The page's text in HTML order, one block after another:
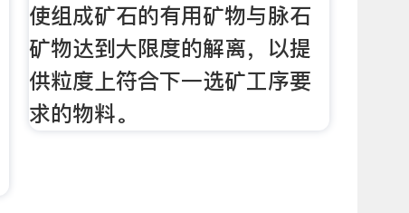
使组成矿石的有用矿物与脉石
矿物达到大限度的解离，以提
供粒度上符合下一选矿工序要
求的物料。